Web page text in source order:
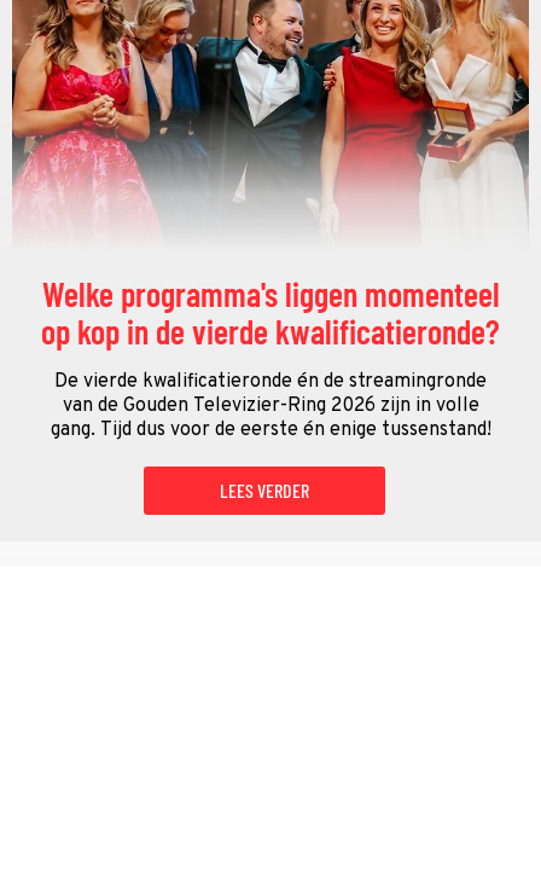
Welke programma's liggen momenteel
op kop in de vierde kwalificatieronde?
De vierde kwalificatieronde én de streamingronde
van de Gouden Televizier-Ring 2026 zijn in volle
gang. Tijd dus voor de eerste én enige tussenstand!
LEES VERDER